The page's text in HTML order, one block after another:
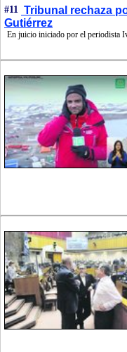
#11 Tribunal rechaza
Gutiérrez
En juicio iniciado por el periodista